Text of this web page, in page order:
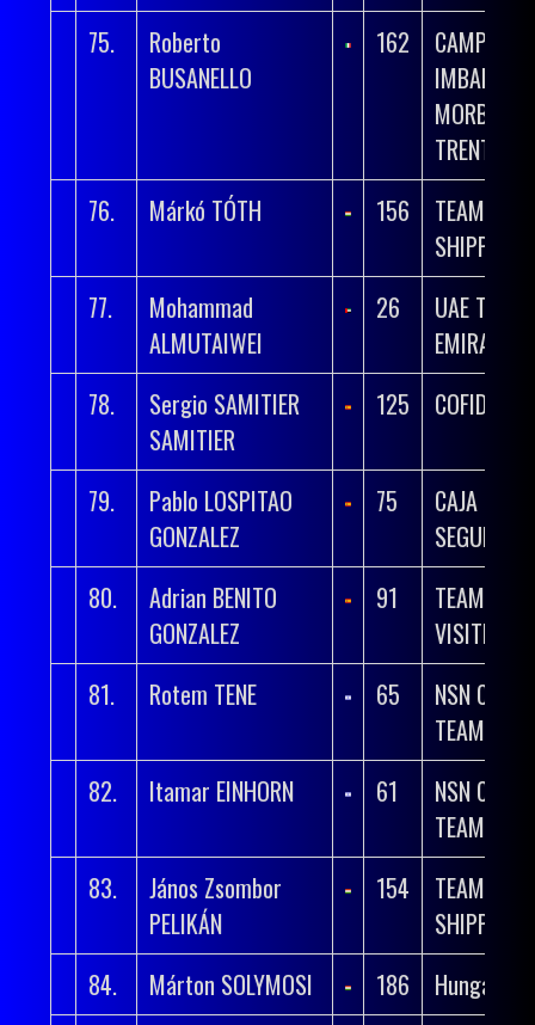
75.
Roberto
BUSANELLO
162
CAMPANA
TRENTINO
76.
Márkó TÓTH 156
TEAM
SHIPPING
77.
Mohammad
ALMUTAIWEI
26
UAE TEAM
EMIRATES
78.
Sergio SAMITIER
SAMITIER
125 COFIDIS
79.
Pablo LOSPITAO
GONZALEZ
75
CAJA
SEGUROS
80.
Adrian BENITO
GONZALEZ
91
TEAM
81.
Rotem TENE 65
NSN
TEAM
82.
Itamar EINHORN 61
NSN
TEAM
83.
János Zsombor
PELIKÁN
154
TEAM
SHIPPING
84.
Márton SOLYMOSI 186
Hungary